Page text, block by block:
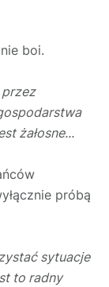
boi.
żałosne...
próbą
sytuacje
to radny